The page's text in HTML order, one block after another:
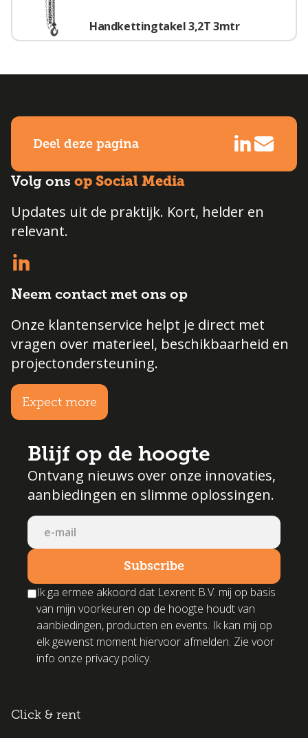
Handkettingtakel 3,2T 3mtr
Deel deze pagina
Volg ons op Social Media
Updates uit de praktijk. Kort, helder en
relevant.
Neem contact met ons op
Onze klantenservice helpt je direct met
vragen over materieel, beschikbaarheid en
projectondersteuning.
Expect more
Blijf op de hoogte
Ontvang nieuws over onze innovaties,
aanbiedingen en slimme oplossingen.
Ik ga ermee akkoord dat Lexrent B.V. mij op basis
van mijn voorkeuren op de hoogte houdt van
aanbiedingen, producten en events. Ik kan mij op
elk gewenst moment hiervoor afmelden. Zie voor
info onze privacy policy.
Click & rent